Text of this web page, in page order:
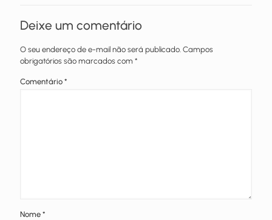
Deixe um comentário
O seu endereço de e-mail não será publicado. Campos
obrigatórios são marcados com *
Comentário *
Nome *